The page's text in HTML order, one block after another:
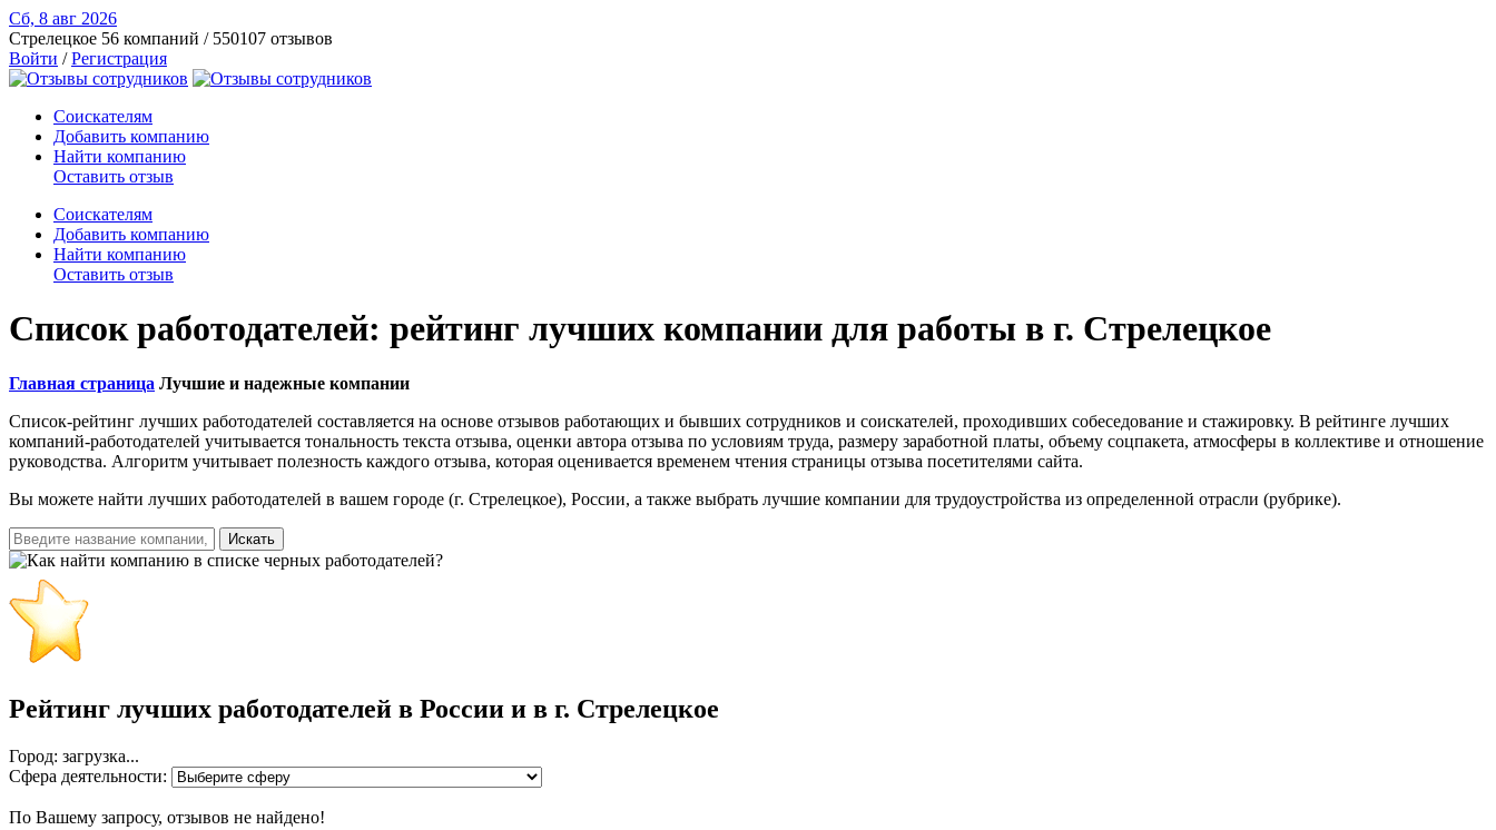
Сб, 8 авг 2026
Стрелецкое 56 компаний / 550107 отзывов
Войти /Регистрация
Соискателям
Добавить компанию
Найти компанию
Оставить отзыв
Соискателям
Добавить компанию
Найти компанию
Оставить отзыв
Список работодателей: рейтинг лучших компании для работы в г. Стрелецкое
Главная страница Лучшие и надежные компании
Список-рейтинг лучших работодателей составляется на основе отзывов работающих и бывших сотрудников и соискателей, проходивших собеседование и стажировку. В рейтинге лучших
компаний-работодателей учитывается тональность текста отзыва, оценки автора отзыва по условиям труда, размеру заработной платы, объему соцпакета, атмосферы в коллективе и отношение
руководства. Алгоритм учитывает полезность каждого отзыва, которая оценивается временем чтения страницы отзыва посетителями сайта.
Вы можете найти лучших работодателей в вашем городе (г. Стрелецкое), России, а также выбрать лучшие компании для трудоустройства из определенной отрасли (рубрике).
Искать
Рейтинг лучших работодателей в России и в г. Стрелецкое
Город: загрузка...
Сфера деятельности:
По Вашему запросу, отзывов не найдено!